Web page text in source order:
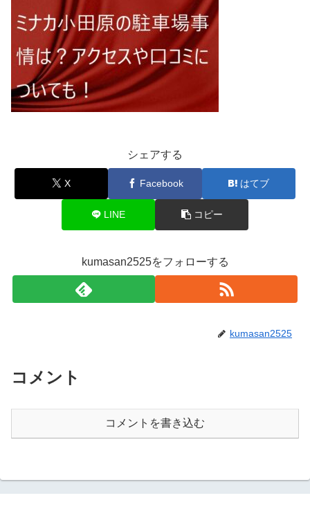
シェアする
X Facebook はてブ
LINE コピー
kumasan2525をフォローする
kumasan2525
コメント
コメントを書き込む